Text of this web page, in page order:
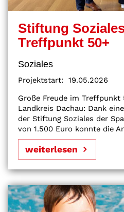
Stiftung
Treffpunkt 50+
Soziales
Projektstart:
19.05.2026
Große Freude im Treffpunkt
Landkreis Dachau: Dank
der Stiftung Soziales der
von 1.500 Euro konnte die
weiterlesen